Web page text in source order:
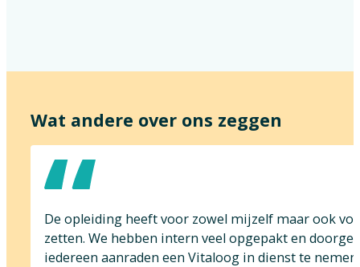
Wat andere over ons zeggen
De opleiding heeft voor zowel mijzelf maar ook
zetten. We hebben intern veel opgepakt en
iedereen aanraden een Vitaloog in dienst te